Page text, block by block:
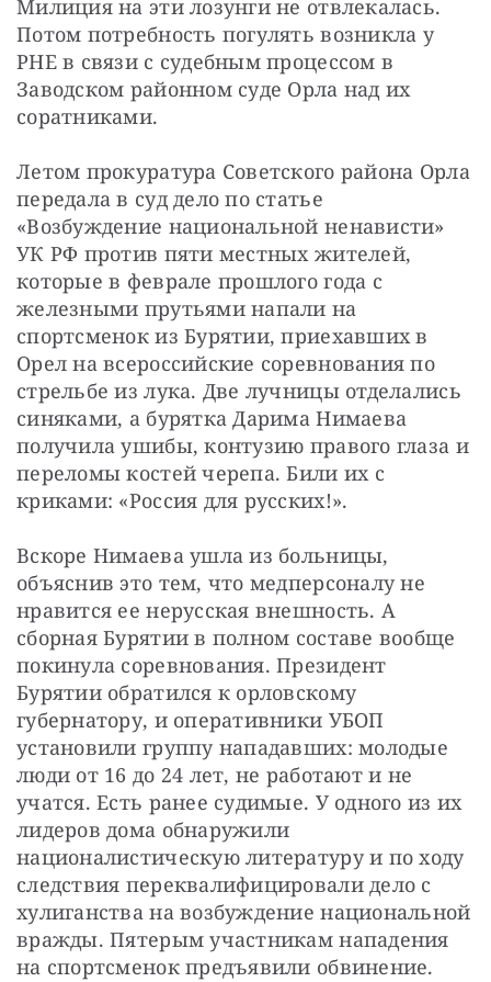
Милиция на эти лозунги не отвлекалась.
Потом потребность погулять возникла у
РНЕ в связи с судебным процессом в
Заводском районном суде Орла над их
соратниками.
Летом прокуратура Советского района Орла
передала в суд дело по статье
«Возбуждение национальной ненависти»
УК РФ против пяти местных жителей,
которые в феврале прошлого года с
железными прутьями напали на
спортсменок из Бурятии, приехавших в
Орел на всероссийские соревнования по
стрельбе из лука. Две лучницы отделались
синяками, а бурятка Дарима Нимаева
получила ушибы, контузию правого глаза и
переломы костей черепа. Били их с
криками: «Россия для русских!».
Вскоре Нимаева ушла из больницы,
объяснив это тем, что медперсоналу не
нравится ее нерусская внешность. А
сборная Бурятии в полном составе вообще
покинула соревнования. Президент
Бурятии обратился к орловскому
губернатору, и оперативники УБОП
установили группу нападавших: молодые
люди от 16 до 24 лет, не работают и не
учатся. Есть ранее судимые. У одного из их
лидеров дома обнаружили
националистическую литературу и по ходу
следствия переквалифицировали дело с
хулиганства на возбуждение национальной
вражды. Пятерым участникам нападения
на спортсменок предъявили обвинение.